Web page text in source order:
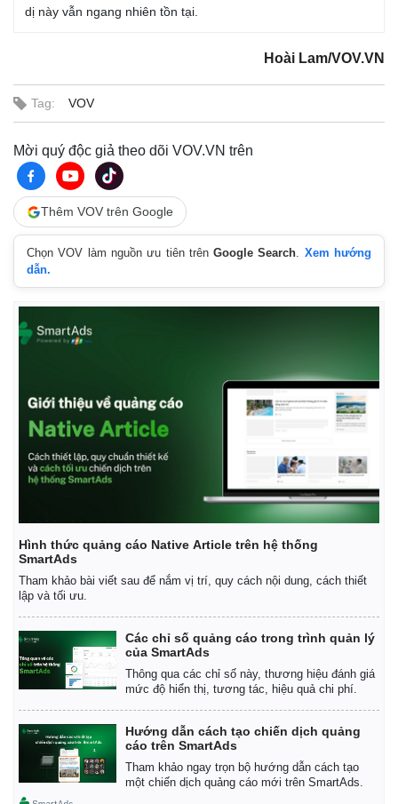
Vụ án
Tin nóng
Tư vấn luật
Vũ khí
dị này vẫn ngang nhiên tồn tại.
Hoài Lam/VOV.VN
Tag: VOV
Mời quý độc giả theo dõi VOV.VN trên
Thêm VOV trên Google
Chọn VOV làm nguồn ưu tiên trênGoogle Search. Xem hướng
dẫn.
Hình thức quảng cáo Native Article trên hệ thống
SmartAds
Tham khảo bài viết sau để nắm vị trí, quy cách nội dung, cách thiết
lập và tối ưu.
Các chỉ số quảng cáo trong trình quản lý
của SmartAds
Thông qua các chỉ số này, thương hiệu đánh giá
mức độ hiển thị, tương tác, hiệu quả chi phí.
Hướng dẫn cách tạo chiến dịch quảng
cáo trên SmartAds
Tham khảo ngay trọn bộ hướng dẫn cách tạo
một chiến dịch quảng cáo mới trên SmartAds.